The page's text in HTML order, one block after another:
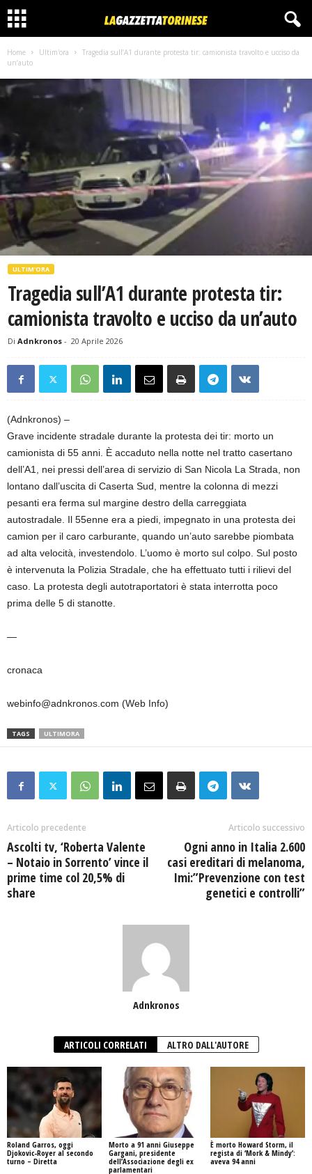
Home Ultim'ora
Tragedia sull’A1 durante protesta tir: camionista travolto e ucciso da
un’auto
ULTIM'ORA
Tragedia sull’A1 durante protesta tir:
camionista travolto e ucciso da un’auto
Di Adnkronos - 20 Aprile 2026
(Adnkronos) –
Grave incidente stradale durante la protesta dei tir: morto un
camionista di 55 anni. È accaduto nella notte nel tratto casertano
dell’A1, nei pressi dell’area di servizio di San Nicola La Strada, non
lontano dall’uscita di Caserta Sud, mentre la colonna di mezzi
pesanti era ferma sul margine destro della carreggiata
autostradale. Il 55enne era a piedi, impegnato in una protesta dei
camion per il caro carburante, quando un’auto sarebbe piombata
ad alta velocità, investendolo. L’uomo è morto sul colpo. Sul posto
è intervenuta la Polizia Stradale, che ha effettuato tutti i rilievi del
caso. La protesta degli autotraportatori è stata interrotta poco
prima delle 5 di stanotte.
—
cronaca
webinfo@adnkronos.com (Web Info)
TAGS ULTIMORA
Articolo precedente
Ascolti tv, ‘Roberta Valente
– Notaio in Sorrento’ vince il
prime time col 20,5% di
share
Articolo successivo
Ogni anno in Italia 2.600
casi ereditari di melanoma,
Imi:”Prevenzione con test
genetici e controlli”
Adnkronos
ARTICOLI CORRELATI ALTRO DALL'AUTORE
Roland Garros, oggi
Djokovic-Royer al secondo
turno – Diretta
Morto a 91 anni Giuseppe
Gargani, presidente
dell’Associazione degli ex
parlamentari
È morto Howard Storm, il
regista di ‘Mork & Mindy’:
aveva 94 anni